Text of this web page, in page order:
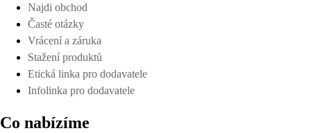
Najdi obchod
Časté otázky
Vrácení a záruka
Stažení produktů
Etická linka pro dodavatele
Infolinka pro dodavatele
Co nabízíme